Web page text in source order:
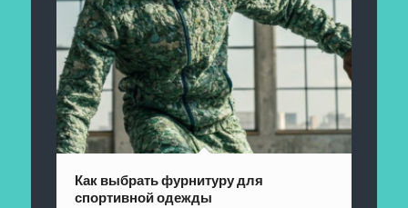
Как выбрать фурнитуру для
спортивной одежды